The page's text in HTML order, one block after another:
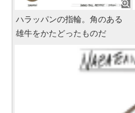
ハラッパンの指輪。角のある
雄牛をかたどったものだ